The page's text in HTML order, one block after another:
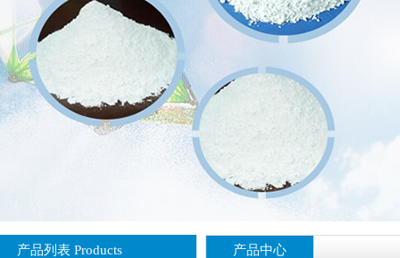
产品列表 Products 产品中心